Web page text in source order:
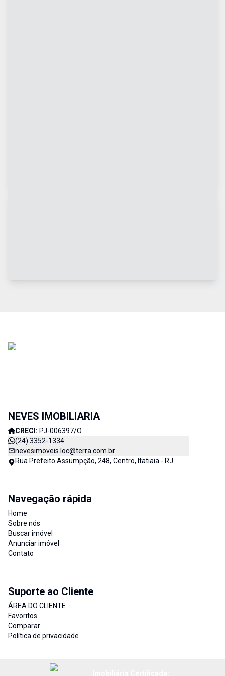
NEVES IMOBILIARIA
CRECI: PJ-006397/O
(24) 3352-1334
nevesimoveis.loc@terra.com.br
Rua Prefeito Assumpção, 248, Centro, Itatiaia - RJ
Navegação rápida
Home
Sobre nós
Buscar imóvel
Anunciar imóvel
Contato
Suporte ao Cliente
ÁREA DO CLIENTE
Favoritos
Comparar
Política de privacidade